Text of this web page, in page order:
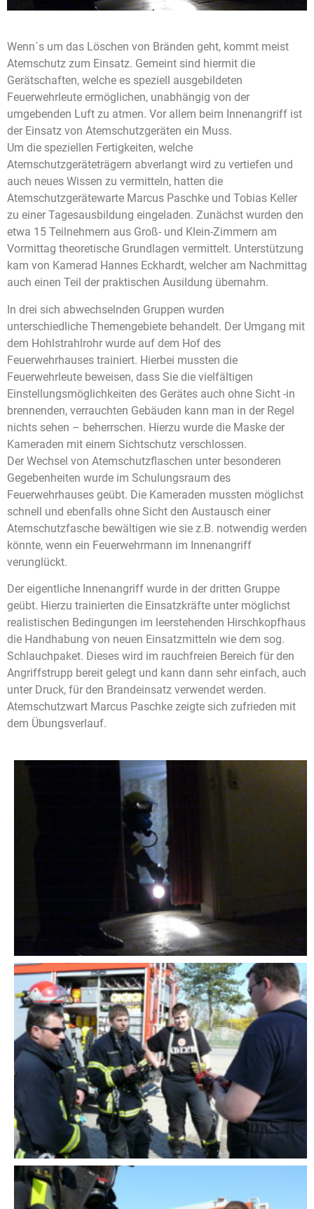
Wenn´s um das Löschen von Bränden geht, kommt meist
Atemschutz zum Einsatz. Gemeint sind hiermit die
Gerätschaften, welche es speziell ausgebildeten
Feuerwehrleute ermöglichen, unabhängig von der
umgebenden Luft zu atmen. Vor allem beim Innenangriff ist
der Einsatz von Atemschutzgeräten ein Muss.
Um die speziellen Fertigkeiten, welche
Atemschutzgeräteträgern abverlangt wird zu vertiefen und
auch neues Wissen zu vermitteln, hatten die
Atemschutzgerätewarte Marcus Paschke und Tobias Keller
zu einer Tagesausbildung eingeladen. Zunächst wurden den
etwa 15 Teilnehmern aus Groß- und Klein-Zimmern am
Vormittag theoretische Grundlagen vermittelt. Unterstützung
kam von Kamerad Hannes Eckhardt, welcher am Nachmittag
auch einen Teil der praktischen Ausildung übernahm.
In drei sich abwechselnden Gruppen wurden
unterschiedliche Themengebiete behandelt. Der Umgang mit
dem Hohlstrahlrohr wurde auf dem Hof des
Feuerwehrhauses trainiert. Hierbei mussten die
Feuerwehrleute beweisen, dass Sie die vielfältigen
Einstellungsmöglichkeiten des Gerätes auch ohne Sicht -in
brennenden, verrauchten Gebäuden kann man in der Regel
nichts sehen – beherrschen. Hierzu wurde die Maske der
Kameraden mit einem Sichtschutz verschlossen.
Der Wechsel von Atemschutzflaschen unter besonderen
Gegebenheiten wurde im Schulungsraum des
Feuerwehrhauses geübt. Die Kameraden mussten möglichst
schnell und ebenfalls ohne Sicht den Austausch einer
Atemschutzfasche bewältigen wie sie z.B. notwendig werden
könnte, wenn ein Feuerwehrmann im Innenangriff
verunglückt.
Der eigentliche Innenangriff wurde in der dritten Gruppe
geübt. Hierzu trainierten die Einsatzkräfte unter möglichst
realistischen Bedingungen im leerstehenden Hirschkopfhaus
die Handhabung von neuen Einsatzmitteln wie dem sog.
Schlauchpaket. Dieses wird im rauchfreien Bereich für den
Angriffstrupp bereit gelegt und kann dann sehr einfach, auch
unter Druck, für den Brandeinsatz verwendet werden.
Atemschutzwart Marcus Paschke zeigte sich zufrieden mit
dem Übungsverlauf.